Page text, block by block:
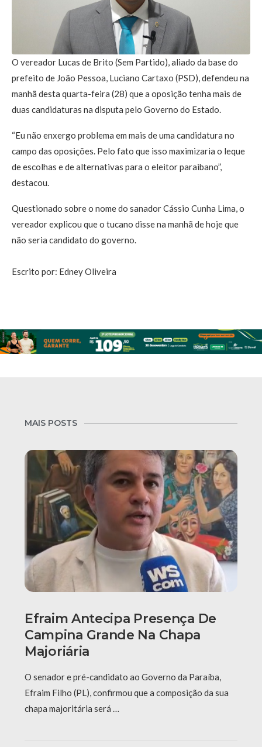
O vereador Lucas de Brito (Sem Partido), aliado da base do
prefeito de João Pessoa, Luciano Cartaxo (PSD), defendeu na
manhã desta quarta-feira (28) que a oposição tenha mais de
duas candidaturas na disputa pelo Governo do Estado.
“Eu não enxergo problema em mais de uma candidatura no
campo das oposições. Pelo fato que isso maximizaria o leque
de escolhas e de alternativas para o eleitor paraibano”,
destacou.
Questionado sobre o nome do sanador Cássio Cunha Lima, o
vereador explicou que o tucano disse na manhã de hoje que
não seria candidato do governo.
Escrito por: Edney Oliveira
MAIS POSTS
Efraim Antecipa Presença De
Campina Grande Na Chapa
Majoriária
O senador e pré-candidato ao Governo da Paraíba,
Efraim Filho (PL), confirmou que a composição da sua
chapa majoritária será …